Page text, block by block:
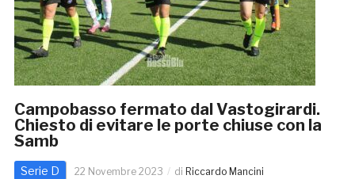
Campobasso fermato dal Vastogirardi.
Chiesto di evitare le porte chiuse con la
Samb
Serie D 22 Novembre 2023 di Riccardo Mancini